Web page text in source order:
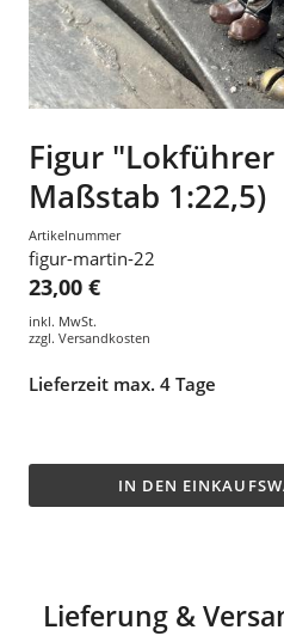
Figur
Maßstab 1:22,5)
Artikelnummer
figur-martin-22
23,00 €
inkl. MwSt.
zzgl. Versandkosten
Lieferzeit max. 4 Tage
IN DEN
Lieferung &